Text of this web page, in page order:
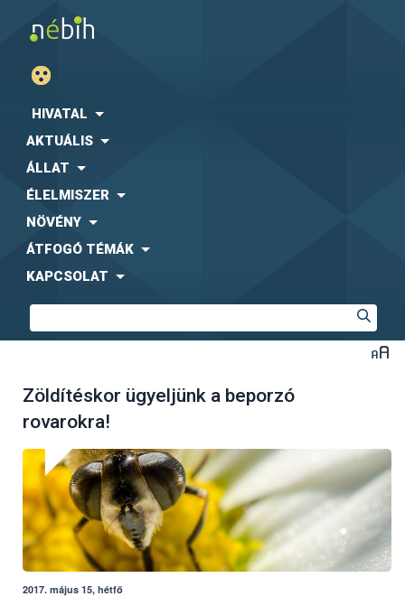
HIVATAL
AKTUÁLIS
ÁLLAT
ÉLELMISZER
NÖVÉNY
ÁTFOGÓ TÉMÁK
KAPCSOLAT
Zöldítéskor ügyeljünk a beporzó
rovarokra!
2017. május 15, hétfő